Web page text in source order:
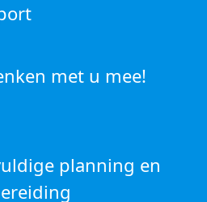
met u mee!
planning en